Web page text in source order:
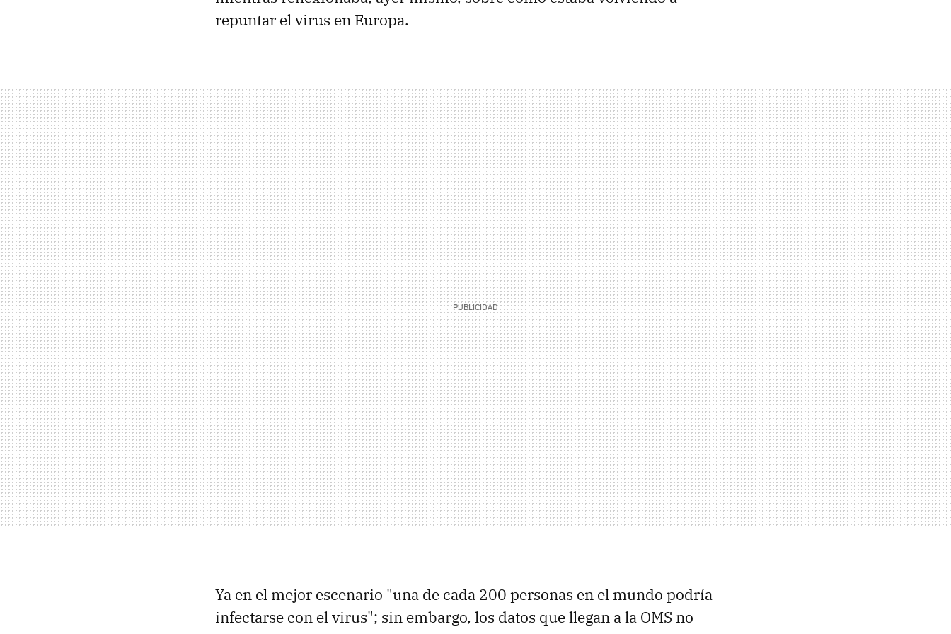
repuntar el virus en Europa.
Ya en el mejor escenario "una de cada 200 personas en el mundo podría
infectarse con el virus"; sin embargo, los datos que llegan a la OMS no